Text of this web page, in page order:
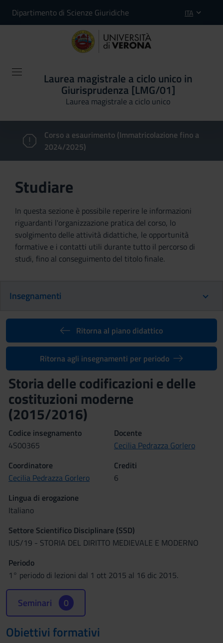
Dipartimento di Scienze Giuridiche ITA
Laurea magistrale a ciclo unico in
Giurisprudenza [LMG/01]
Laurea magistrale a ciclo unico
Corso a esaurimento (Immatricolazione fino a
2024/2025)
Studiare
In questa sezione è possibile reperire le informazioni
riguardanti l'organizzazione pratica del corso, lo
svolgimento delle attività didattiche, le opportunità
formative e i contatti utili durante tutto il percorso di
studi, fino al conseguimento del titolo finale.
Insegnamenti
Ritorna al piano didattico
Ritorna agli insegnamenti per periodo
Storia delle codificazioni e delle
costituzioni moderne
(2015/2016)
Codice insegnamento
4S00365
Docente
Cecilia Pedrazza Gorlero
Coordinatore
Cecilia Pedrazza Gorlero
Crediti
6
Lingua di erogazione
Italiano
Settore Scientifico Disciplinare (SSD)
IUS/19 - STORIA DEL DIRITTO MEDIEVALE E MODERNO
Periodo
1° periodo di lezioni dal 1 ott 2015 al 16 dic 2015.
Seminari 0
Obiettivi formativi